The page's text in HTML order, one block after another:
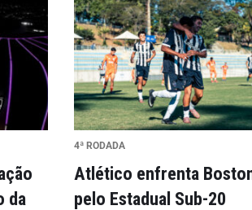
da
4ª RODADA
Atlético enfrenta
pelo Estadual Sub-20